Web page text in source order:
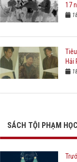
17
Hải
SÁCH TỘI PHẠM HỌC